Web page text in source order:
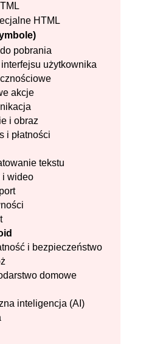
HTML
do pobrania
użytkownika
akcje
i obraz
i płatności
tekstu
i wideo
i bezpieczeństwo
domowe
inteligencja (AI)